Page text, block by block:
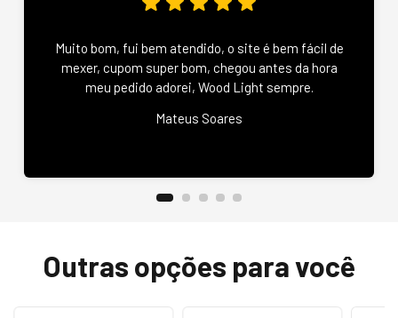
Muito bom, fui bem atendido, o site é bem fácil de
mexer, cupom super bom, chegou antes da hora
meu pedido adorei, Wood Light sempre.
Mateus Soares
Outras opções para você